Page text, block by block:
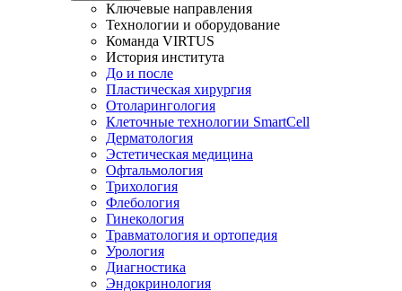
Ключевые направления
Технологии и оборудование
Команда VIRTUS
История института
До и после
Пластическая хирургия
Отоларингология
Клеточные технологии SmartCell
Дерматология
Эстетическая медицина
Офтальмология
Трихология
Флебология
Гинекология
Травматология и ортопедия
Урология
Диагностика
Эндокринология